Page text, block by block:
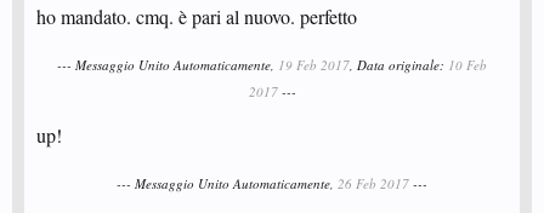
ho mandato. cmq. è pari al nuovo. perfetto
--- Messaggio Unito Automaticamente, 19 Feb 2017, Data originale: 10 Feb
2017---
up!
--- Messaggio Unito Automaticamente, 26 Feb 2017 ---